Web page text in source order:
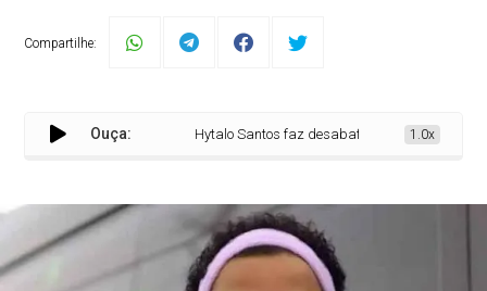
Compartilhe:
Ouça: Hytalo Santos faz desabafo em carta escrita na
1.0x